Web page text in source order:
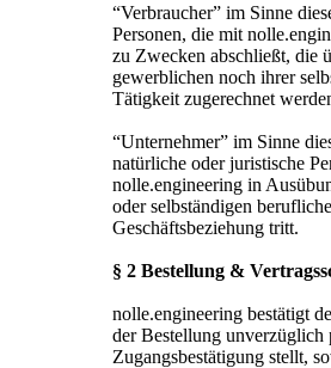
“Verbraucher” im Sinne
Personen, die mit
zu Zwecken abschließt, die
gewerblichen noch ihrer
Tätigkeit zugerechnet
“Unternehmer” im Sinne
natürliche oder juristische
nolle.engineering in
oder selbständigen
Geschäftsbeziehung tritt.
§ 2 Bestellung &
nolle.engineering bestätigt
der Bestellung
Zugangsbestätigung stellt,